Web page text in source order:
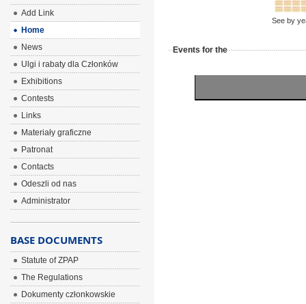
See by
Events for the
Add Link
Home
News
Ulgi i rabaty dla Członków
Exhibitions
Contests
Links
Materiały graficzne
Patronat
Contacts
Odeszli od nas
Administrator
BASE DOCUMENTS
Statute of ZPAP
The Regulations
Dokumenty członkowskie